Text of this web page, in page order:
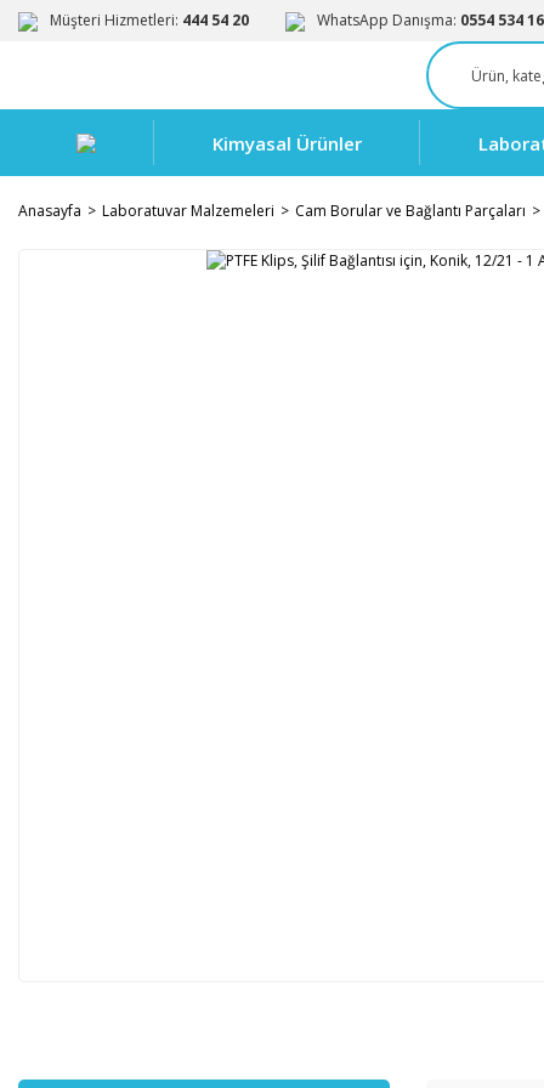
Müşteri Hizmetleri: 444 54 20 WhatsApp Danışma: 0554 534
Kimyasal Ürünler
Anasayfa Laboratuvar Malzemeleri Cam Borular ve Bağlantı Parçaları